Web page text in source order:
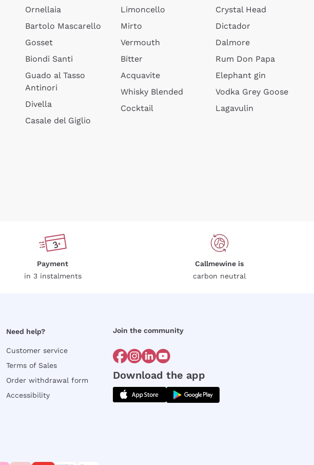
Ornellaia
Bartolo Mascarello
Gosset
Biondi Santi
Guado al Tasso
Antinori
Divella
Casale del Giglio
Limoncello
Mirto
Vermouth
Bitter
Acquavite
Whisky Blended
Cocktail
Crystal Head
Dictador
Dalmore
Rum Don Papa
Elephant gin
Vodka Grey Goose
Lagavulin
Payment
in 3 instalments
Callmewine is
carbon neutral
Need help?
Customer service
Terms of Sales
Order withdrawal form
Accessibility
Join the community
Download the app